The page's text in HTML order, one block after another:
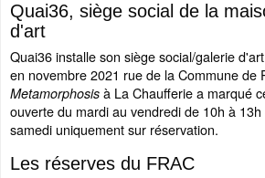
Quai36, siège social de la
d'art
Quai36 installe son siège social/galerie
en novembre 2021 rue de la Commune de
Metamorphosis à La Chaufferie a marqué
ouverte du mardi au vendredi de 10h à
samedi uniquement sur réservation.
Les réserves du FRAC